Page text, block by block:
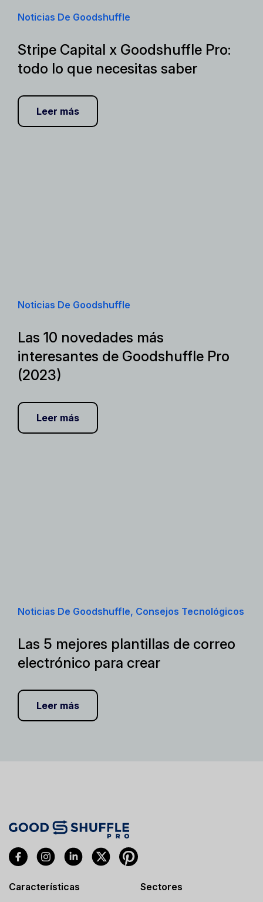
Noticias De Goodshuffle
Stripe Capital x Goodshuffle Pro:
todo lo que necesitas saber
Leer más
Noticias De Goodshuffle
Las 10 novedades más
interesantes de Goodshuffle Pro
(2023)
Leer más
Noticias De Goodshuffle, Consejos Tecnológicos
Las 5 mejores plantillas de correo
electrónico para crear
Leer más
Características Sectores